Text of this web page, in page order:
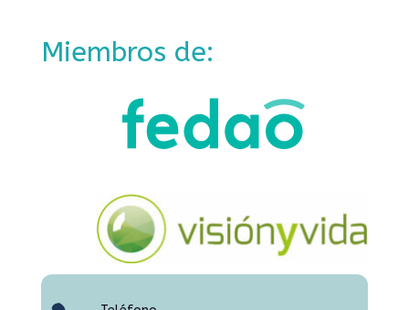
Miembros de: